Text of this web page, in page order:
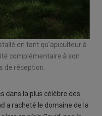
en tant qu’apiculteur à
complémentaire à son
de réception.
dans la plus célèbre des
a racheté le domaine de la